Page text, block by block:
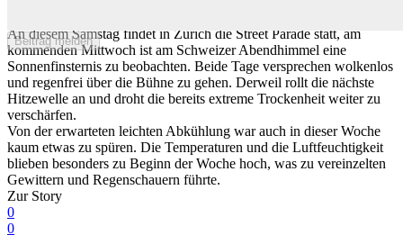
Beitrag melden
An diesem Samstag findet in Zürich die Street Parade statt, am
kommenden Mittwoch ist am Schweizer Abendhimmel eine
Sonnenfinsternis zu beobachten. Beide Tage versprechen wolkenlos
und regenfrei über die Bühne zu gehen. Derweil rollt die nächste
Hitzewelle an und droht die bereits extreme Trockenheit weiter zu
verschärfen.
Von der erwarteten leichten Abkühlung war auch in dieser Woche
kaum etwas zu spüren. Die Temperaturen und die Luftfeuchtigkeit
blieben besonders zu Beginn der Woche hoch, was zu vereinzelten
Gewittern und Regenschauern führte.
Zur Story
0
0